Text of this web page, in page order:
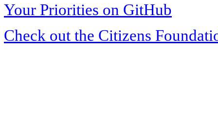
Your Priorities on GitHub
Check out the Citizens